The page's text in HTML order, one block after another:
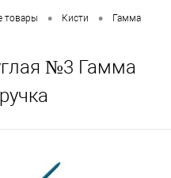
товары • Кисти • Гамма
№3 Гамма